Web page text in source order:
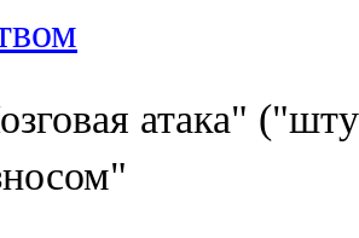
атака"